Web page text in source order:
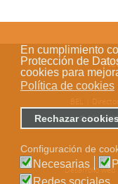
En cumplimiento
Protección de
cookies para
Política de cookies
Rechazar cookies
Configuración de
Necesarias
Redes sociales
© 2018-
Desarrollo web